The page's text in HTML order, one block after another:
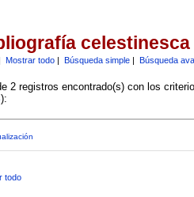
celestinesca
Mostrar todo| Búsqueda simple| Búsqueda
2 registros encontrado(s) con los
):
todo